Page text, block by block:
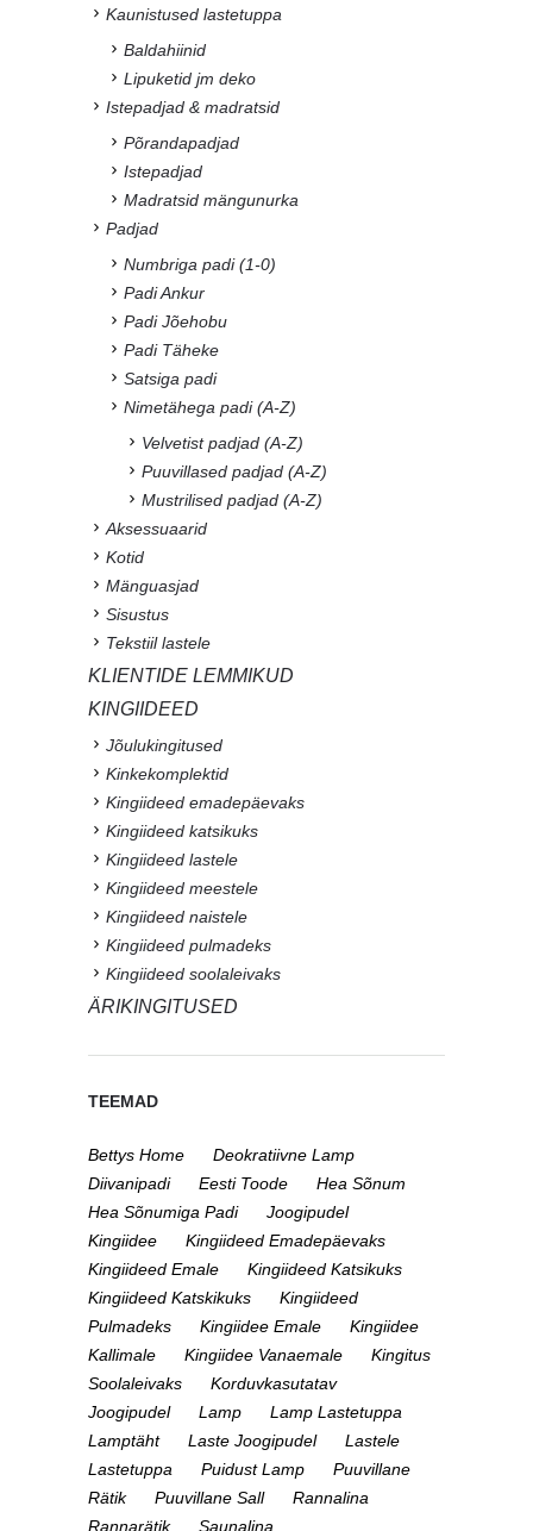
Kaunistused lastetuppa
Baldahiinid
Lipuketid jm deko
Istepadjad & madratsid
Põrandapadjad
Istepadjad
Madratsid mängunurka
Padjad
Numbriga padi (1-0)
Padi Ankur
Padi Jõehobu
Padi Täheke
Satsiga padi
Nimetähega padi (A-Z)
Velvetist padjad (A-Z)
Puuvillased padjad (A-Z)
Mustrilised padjad (A-Z)
Aksessuaarid
Kotid
Mänguasjad
Sisustus
Tekstiil lastele
KLIENTIDE LEMMIKUD
KINGIIDEED
Jõulukingitused
Kinkekomplektid
Kingiideed emadepäevaks
Kingiideed katsikuks
Kingiideed lastele
Kingiideed meestele
Kingiideed naistele
Kingiideed pulmadeks
Kingiideed soolaleivaks
ÄRIKINGITUSED
TEEMAD
Bettys Home
Deokratiivne Lamp
Diivanipadi
Eesti Toode
Hea Sõnum
Hea Sõnumiga Padi
Joogipudel
Kingiidee
Kingiideed Emadepäevaks
Kingiideed Emale
Kingiideed Katsikuks
Kingiideed Katskikuks
Kingiideed
Pulmadeks
Kingiidee Emale
Kingiidee
Kallimale
Kingiidee Vanaemale
Kingitus
Soolaleivaks
Korduvkasutatav
Joogipudel
Lamp
Lamp Lastetuppa
Lamptäht
Laste Joogipudel
Lastele
Lastetuppa
Puidust Lamp
Puuvillane
Rätik
Puuvillane Sall
Rannalina
Rannarätik
Saunalina